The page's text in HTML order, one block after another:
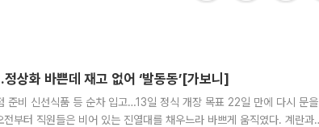
상화 바쁜데 재고 없어 ‘발동동’[가보니]
준비 신선식품 등 순차 입고…13일 정식 개장 목표 22일 만에 다시 문을
부터 직원들은 비어 있는 진열대를 채우느라 바쁘게 움직였다. 계란과